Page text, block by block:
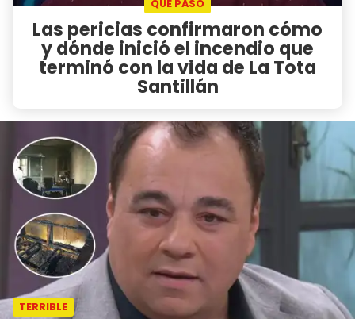
QUÉ PASÓ
Las pericias confirmaron cómo
y dónde inició el incendio que
terminó con la vida de La Tota
Santillán
TERRIBLE